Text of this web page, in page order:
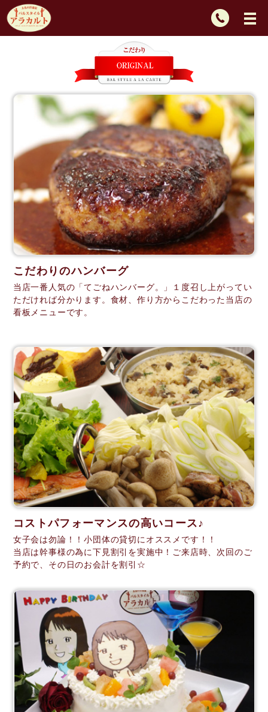
TEL：
こだわりのハンバーグ
当店一番人気の「てごねハンバーグ。」１度召し上がってい
ただければ分かります。食材、作り方からこだわった当店の
看板メニューです。
コストパフォーマンスの高いコース♪
女子会は勿論！！小団体の貸切にオススメです！！
当店は幹事様の為に下見割引を実施中！ご来店時、次回のご
予約で、その日のお会計を割引☆